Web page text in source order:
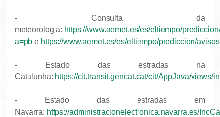
- Consulta da
meteorologia: https://www.aemet.es/es/eltiempo/
a=pb e https://www.aemet.es/es/eltiempo/prediccion/avisos
- Estado das estradas na
Catalunha: https://cit.transit.gencat.cat/cit/AppJava/views/
- Estado das estradas em
Navarra: https://administracionelectronica.navarra.es/